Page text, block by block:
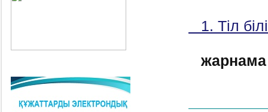
1. Тіл
жарнама